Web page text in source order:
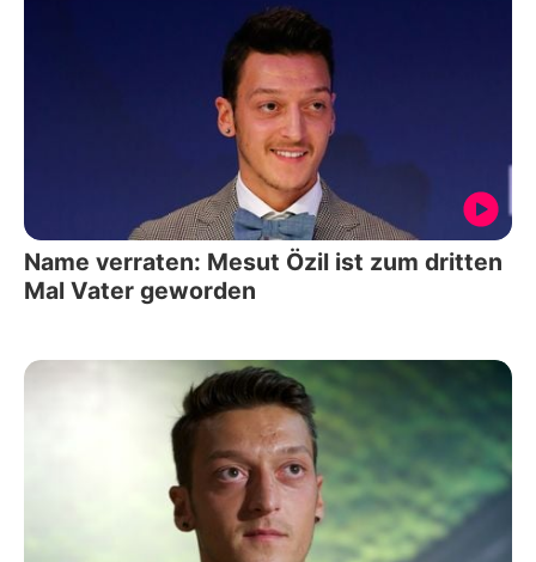
Name verraten: Mesut Özil ist zum dritten
Mal Vater geworden